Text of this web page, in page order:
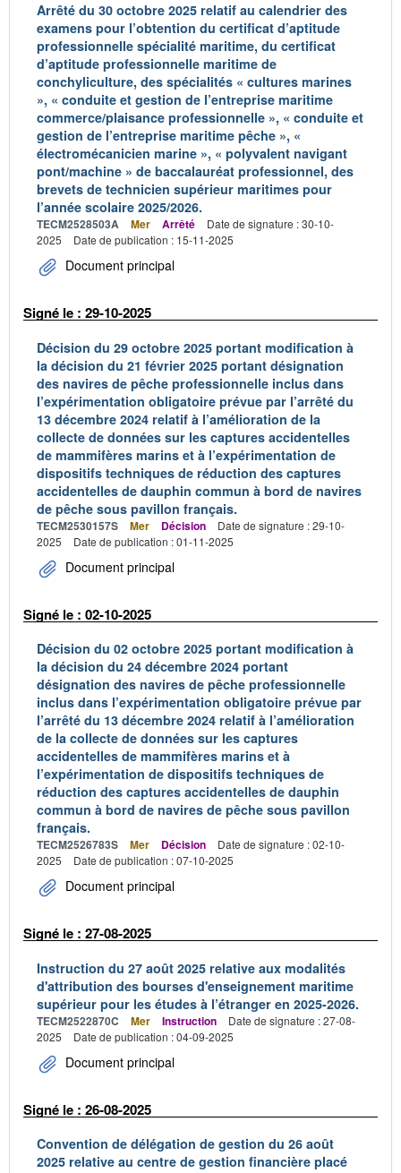
Arrêté du 30 octobre 2025 relatif au calendrier des
examens pour l’obtention du certificat d’aptitude
professionnelle spécialité maritime, du certificat
d’aptitude professionnelle maritime de
conchyliculture, des spécialités « cultures marines
», « conduite et gestion de l’entreprise maritime
commerce/plaisance professionnelle », « conduite et
gestion de l’entreprise maritime pêche », «
électromécanicien marine », « polyvalent navigant
pont/machine » de baccalauréat professionnel, des
brevets de technicien supérieur maritimes pour
l’année scolaire 2025/2026.
TECM2528503A Mer Arrêté
Date de signature : 30-10-
2025
Date de publication : 15-11-2025
Document principal
Signé le : 29-10-2025
Décision du 29 octobre 2025 portant modification à
la décision du 21 février 2025 portant désignation
des navires de pêche professionnelle inclus dans
l’expérimentation obligatoire prévue par l’arrêté du
13 décembre 2024 relatif à l’amélioration de la
collecte de données sur les captures accidentelles
de mammifères marins et à l’expérimentation de
dispositifs techniques de réduction des captures
accidentelles de dauphin commun à bord de navires
de pêche sous pavillon français.
TECM2530157S Mer Décision
Date de signature : 29-10-
2025
Date de publication : 01-11-2025
Document principal
Signé le : 02-10-2025
Décision du 02 octobre 2025 portant modification à
la décision du 24 décembre 2024 portant
désignation des navires de pêche professionnelle
inclus dans l’expérimentation obligatoire prévue par
l’arrêté du 13 décembre 2024 relatif à l’amélioration
de la collecte de données sur les captures
accidentelles de mammifères marins et à
l’expérimentation de dispositifs techniques de
réduction des captures accidentelles de dauphin
commun à bord de navires de pêche sous pavillon
français.
TECM2526783S Mer Décision
Date de signature : 02-10-
2025
Date de publication : 07-10-2025
Document principal
Signé le : 27-08-2025
Instruction du 27 août 2025 relative aux modalités
d'attribution des bourses d'enseignement maritime
supérieur pour les études à l’étranger en 2025-2026.
TECM2522870C Mer Instruction
Date de signature : 27-08-
2025
Date de publication : 04-09-2025
Document principal
Signé le : 26-08-2025
Convention de délégation de gestion du 26 août
2025 relative au centre de gestion financière placé